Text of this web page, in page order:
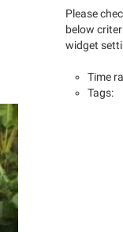
Please
below
widget
Time
Tags: